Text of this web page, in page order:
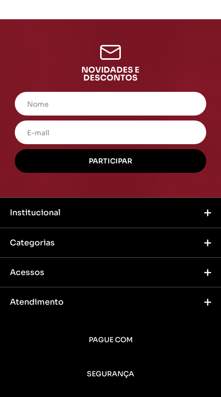
NOVIDADES E
DESCONTOS
Institucional
Categorias
Acessos
Atendimento
PAGUE COM
SEGURANÇA